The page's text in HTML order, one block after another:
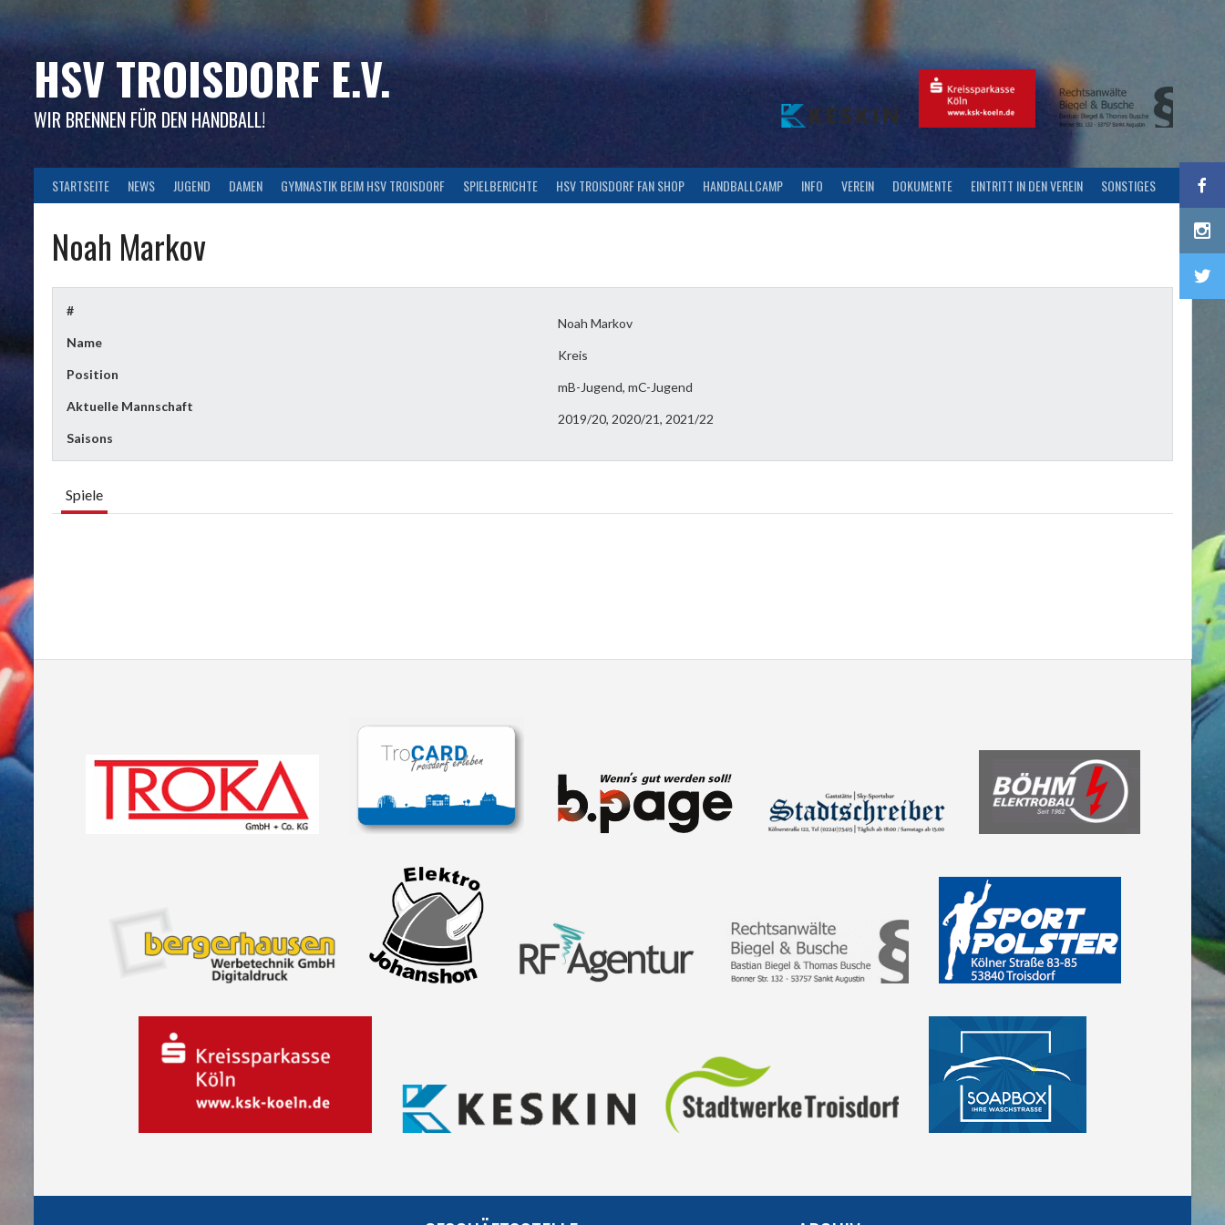
HSV TROISDORF E.V.
WIR BRENNEN FÜR DEN HANDBALL!
STARTSEITE NEWS JUGEND DAMEN GYMNASTIK BEIM HSV TROISDORF SPIELBERICHTE HSV TROISDORF FAN SHOP HANDBALLCAMP INFO VEREIN DOKUMENTE EINTRITT IN DEN VEREIN SONSTIGES
Noah Markov
#
Name
Noah Markov
Position
Kreis
Aktuelle Mannschaft
mB-Jugend, mC-Jugend
Saisons
2019/20, 2020/21, 2021/22
Spiele